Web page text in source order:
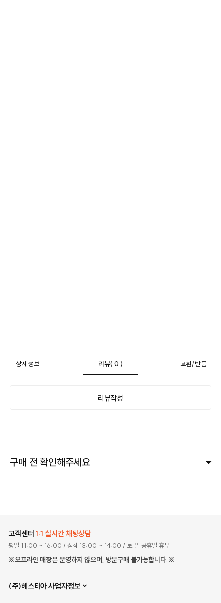
상세정보 리뷰( 0 ) 교환/반품
리뷰작성
구매 전 확인해주세요
고객센터 1:1 실시간 채팅상담
평일 11:00 ~ 16:00 / 점심 13:00 ~ 14:00 / 토,일 공휴일 휴무
※오프라인 매장은 운영하지 않으며, 방문구매 불가능합니다.※
(주)헤스티아 사업자정보